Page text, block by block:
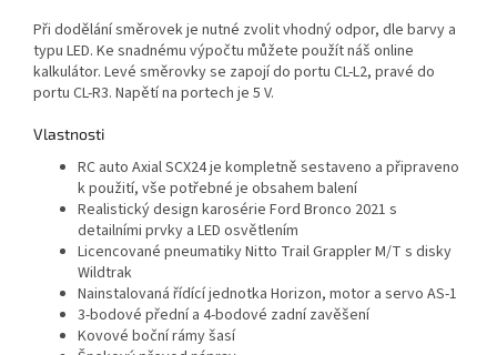
Při dodělání směrovek je nutné zvolit vhodný odpor, dle barvy a
typu LED. Ke snadnému výpočtu můžete použít náš online
kalkulátor. Levé směrovky se zapojí do portu CL-L2, pravé do
portu CL-R3. Napětí na portech je 5 V.
Vlastnosti
RC auto Axial SCX24 je kompletně sestaveno a připraveno
k použití, vše potřebné je obsahem balení
Realistický design karosérie Ford Bronco 2021 s
detailními prvky a LED osvětlením
Licencované pneumatiky Nitto Trail Grappler M/T s disky
Wildtrak
Nainstalovaná řídící jednotka Horizon, motor a servo AS-1
3-bodové přední a 4-bodové zadní zavěšení
Kovové boční rámy šasí